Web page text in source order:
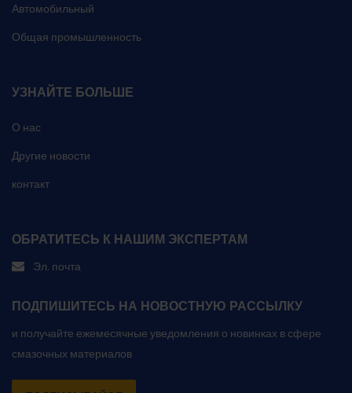
Автомобильный
Общая промышленность
УЗНАЙТЕ БОЛЬШЕ
О нас
Другие новости
контакт
ОБРАТИТЕСЬ К НАШИМ ЭКСПЕРТАМ
Эл. почта
ПОДПИШИТЕСЬ НА НОВОСТНУЮ РАССЫЛКУ
и получайте ежемесячные уведомления о новинках в сфере
смазочных материалов